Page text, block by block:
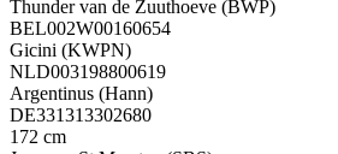
Thunder van de Zuuthoeve (BWP)
BEL002W00160654
Gicini (KWPN)
NLD003198800619
Argentinus (Hann)
DE331313302680
172 cm